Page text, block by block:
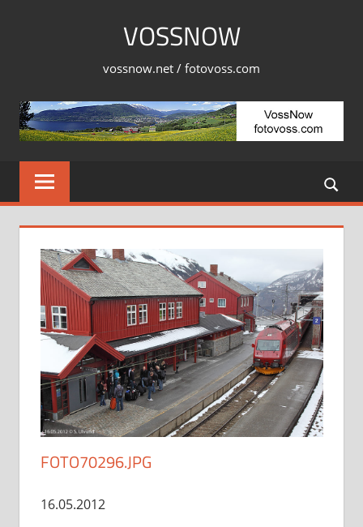
VOSSNOW
vossnow.net / fotovoss.com
FOTO70296.JPG
16.05.2012